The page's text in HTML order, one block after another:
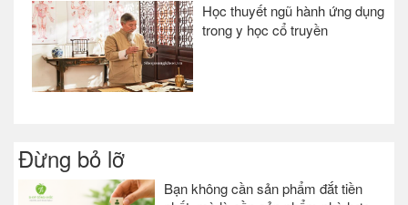
Học thuyết ngũ hành ứng dụng
trong y học cổ truyền
Đừng bỏ lỡ
Bạn không cần sản phẩm đắt tiền